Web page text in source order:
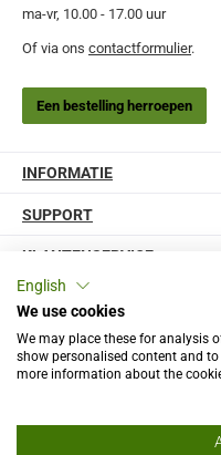
ma-vr, 10.00 - 17.00 uur
Of via ons contactformulier.
Een bestelling herroepen
INFORMATIE
SUPPORT
KLANTENSERVICE
English
We use cookies
We may place these for analysis
show personalised content and
more information about the